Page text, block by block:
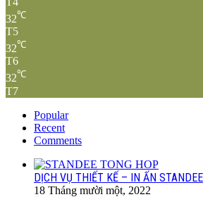
32℃
T5
32℃
T6
32℃
T7
Popular
Recent
Comments
DỊCH VỤ THIẾT KẾ – IN ẤN STANDEE
18 Tháng mười một, 2022